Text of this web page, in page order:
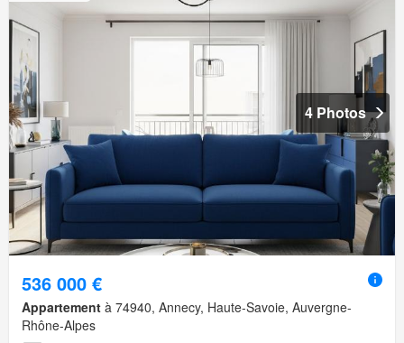
4 Photos
536 000 €
Appartement à 74940, Annecy, Haute-Savoie, Auvergne-
Rhône-Alpes